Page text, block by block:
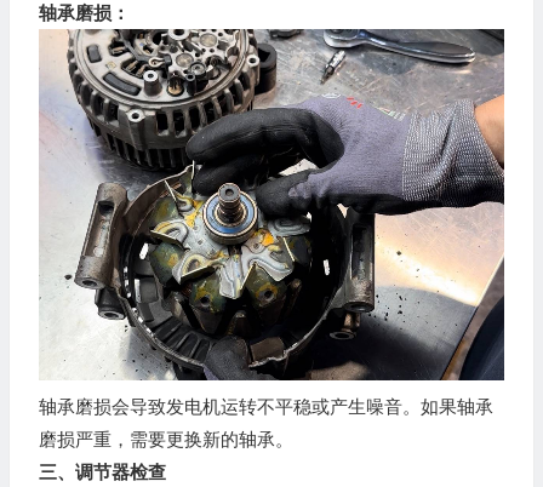
轴承磨损：
轴承磨损会导致发电机运转不平稳或产生噪音。如果轴承
磨损严重，需要更换新的轴承。
三、调节器检查